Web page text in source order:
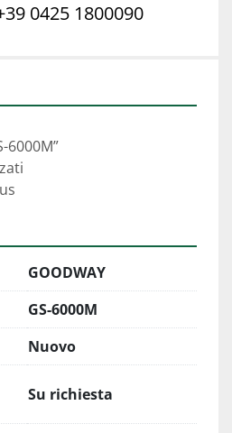
0425 1800090
6000M”
GOODWAY
GS-6000M
Nuovo
Su richiesta